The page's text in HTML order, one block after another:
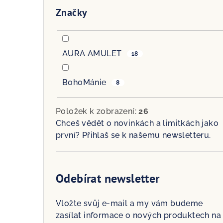
Značky
AURA AMULET 18
BohoMánie 8
Položek k zobrazení:26
Chceš vědět o novinkách a limitkách jako
první? Přihlaš se k našemu newsletteru.
Odebírat newsletter
Vložte svůj e-mail a my vám budeme
zasílat informace o nových produktech na